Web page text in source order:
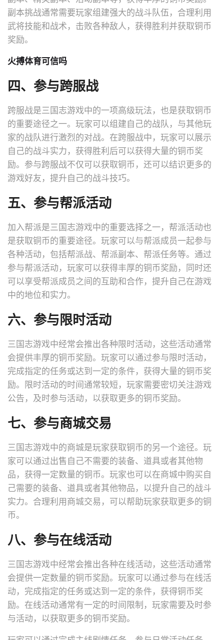
副本挑战通常需要玩家组建强大的战斗队伍，合理利用
武将技能和战术，击败各种敌人，获得胜利并获取铜币
奖励。
火搏体育可信吗
四、参与跨服战
跨服战是三国志游戏中的一项高级玩法，也是获取铜币
的重要途径之一。玩家可以组建自己的战队，与其他玩
家的战队进行激烈的对战。在跨服战中，玩家可以展示
自己的战斗实力，获得胜利后可以获得大量的铜币奖
励。参与跨服战不仅可以获取铜币，还可以结识更多的
游戏好友，提升自己的战斗技巧。
五、参与帮派活动
加入帮派是三国志游戏中的重要选择之一，帮派活动也
是获取铜币的重要途径。玩家可以与帮派成员一起参与
各种活动，包括帮派战、帮派副本、帮派任务等。通过
参与帮派活动，玩家可以获得丰厚的铜币奖励，同时还
可以享受帮派成员之间的互助和合作，提升自己在游戏
中的地位和实力。
六、参与限时活动
三国志游戏中经常会推出各种限时活动，这些活动通常
会提供丰厚的铜币奖励。玩家可以通过参与限时活动，
完成指定的任务或达到一定的条件，获得大量的铜币奖
励。限时活动的时间通常较短，玩家需要密切关注游戏
公告，及时参与活动，以获取更多的铜币奖励。
七、参与商城交易
三国志游戏中的商城是玩家获取铜币的另一个途径。玩
家可以通过出售自己不需要的装备、道具或者其他物
品，获得一定数量的铜币。玩家也可以在商城中购买自
己需要的装备、道具或者其他物品，以提升自己的战斗
实力。合理利用商城交易，可以帮助玩家获取更多的铜
币。
八、参与在线活动
三国志游戏中经常会推出各种在线活动，这些活动通常
会提供一定数量的铜币奖励。玩家可以通过参与在线活
动，完成指定的任务或达到一定的条件，获得铜币奖
励。在线活动通常有一定的时间限制，玩家需要及时参
与活动，以获取更多的铜币奖励。